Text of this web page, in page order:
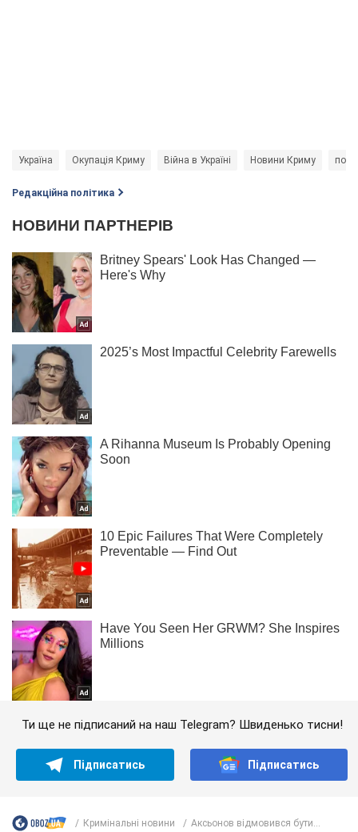
Україна Окупація Криму Війна в Україні Новини Криму
Редакційна політика
Ти ще не підписаний на наш Telegram? Швиденько тисни!
Підписатись Підписатись
Кримінальні новини Аксьонов відмовився бути...